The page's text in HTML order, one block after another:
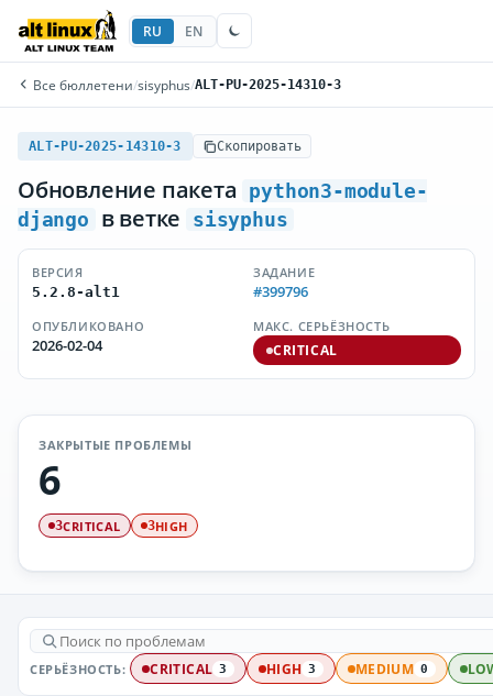
RU EN
Все бюллетени/sisyphus/ALT-PU-2025-14310-3
ALT-PU-2025-14310-3 Скопировать
Обновление пакета
python3-module-
django
в ветке sisyphus
ВЕРСИЯ
5.2.8-alt1
ЗАДАНИЕ
#399796
ОПУБЛИКОВАНО
2026-02-04
МАКС. СЕРЬЁЗНОСТЬ
CRITICAL
ЗАКРЫТЫЕ ПРОБЛЕМЫ
6
3CRITICAL 3HIGH
СЕРЬЁЗНОСТЬ: CRITICAL 3 HIGH 3 MEDIUM 0